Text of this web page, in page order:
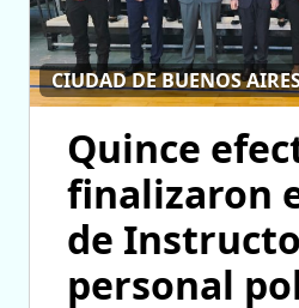
CIUDAD DE BUENOS
Quince
finalizaron
de
personal